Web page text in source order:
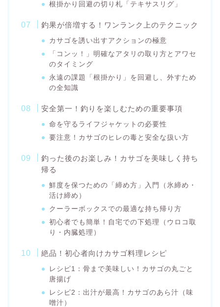
根掛かり回避の切り札「テキサスリグ」
釣果が倍増する！ワンランク上のテクニック
カサゴを誘い出すアクションの極意
「コンッ！」明確なアタリの取り方とアワセ
のタイミング
永遠の課題「根掛かり」を回避し、外すため
の全知識
安全第一！釣りを楽しむための重要事項
命を守るライフジャケットの必要性
要注意！カサゴのヒレの毒と安全な扱い方
釣った後のお楽しみ！カサゴを美味しく持ち
帰る
鮮度を保つための「締め方」入門（氷締め・
活け締め）
クーラーボックスでの最適な持ち帰り方
初心者でも簡単！自宅での下処理（ウロコ取
り・内臓処理）
絶品！初心者向けカサゴ料理レシピ
レシピ1：骨まで美味しい！カサゴの丸ごと
唐揚げ
レシピ2：出汁が最高！カサゴのあら汁（味
噌汁）